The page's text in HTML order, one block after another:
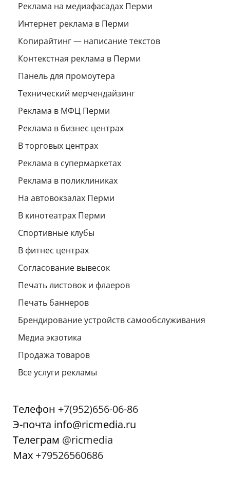
Реклама на медиафасадах Перми
Интернет реклама в Перми
Копирайтинг — написание текстов
Контекстная реклама в Перми
Панель для промоутера
Технический мерчендайзинг
Реклама в МФЦ Перми
Реклама в бизнес центрах
В торговых центрах
Реклама в супермаркетах
Реклама в поликлиниках
На автовокзалах Перми
В кинотеатрах Перми
Спортивные клубы
В фитнес центрах
Согласование вывесок
Печать листовок и флаеров
Печать баннеров
Брендирование устройств самообслуживания
Медиа экзотика
Продажа товаров
Все услуги рекламы
Телефон +7(952)656-06-86
Э-почта info@ricmedia.ru
Телеграм @ricmedia
Мах +79526560686